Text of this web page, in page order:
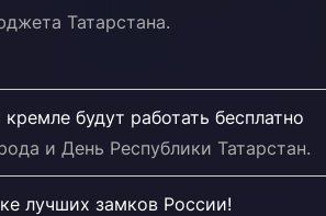
Татарстана.
будут работать бесплатно
и День Республики Татарстан.
лучших замков России!